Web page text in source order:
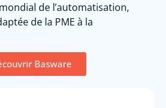
de l’automatisation,
de la PME à la
Basware